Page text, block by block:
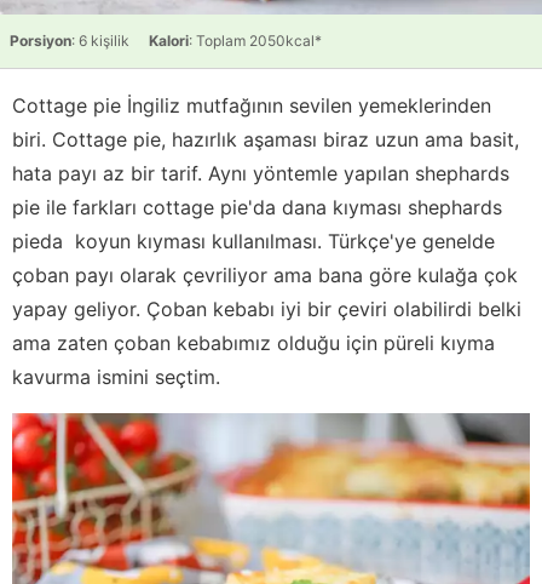
Porsiyon: 6 kişilik Kalori: Toplam 2050kcal*
Cottage pie İngiliz mutfağının sevilen yemeklerinden
biri. Cottage pie, hazırlık aşaması biraz uzun ama basit,
hata payı az bir tarif. Aynı yöntemle yapılan shephards
pie ile farkları cottage pie'da dana kıyması shephards
pieda koyun kıyması kullanılması. Türkçe'ye genelde
çoban payı olarak çevriliyor ama bana göre kulağa çok
yapay geliyor. Çoban kebabı iyi bir çeviri olabilirdi belki
ama zaten çoban kebabımız olduğu için püreli kıyma
kavurma ismini seçtim.